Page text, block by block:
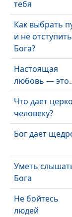
тебя
Как выбрать
и не
Бога?
Настоящая
любовь —
Что дает
человеку?
Бог дает
Уметь
Бога
Не бойтесь
людей